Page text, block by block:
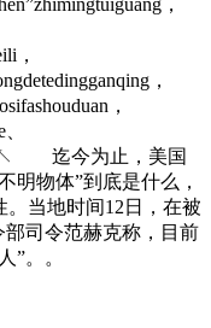
，
，
，
。↖ 迄今为止，美国
明物体”到底是什么，
当地时间12日，在被
部司令范赫克称，目前
”。。